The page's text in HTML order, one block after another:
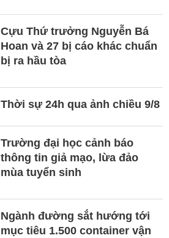
Cựu Thứ trưởng Nguyễn Bá
Hoan và 27 bị cáo khác chuẩn
bị ra hầu tòa
Thời sự 24h qua ảnh chiều 9/8
Trường đại học cảnh báo
thông tin giả mạo, lừa đảo
mùa tuyển sinh
Ngành đường sắt hướng tới
mục tiêu 1.500 container vận